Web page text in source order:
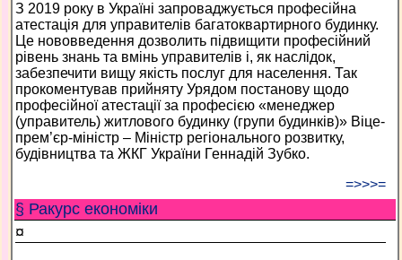
З 2019 року в Україні запроваджується професійна
атестація для управителів багатоквартирного будинку.
Це нововведення дозволить підвищити професійний
рівень знань та вмінь управителів і, як наслідок,
забезпечити вищу якість послуг для населення. Так
прокоментував прийняту Урядом постанову щодо
професійної атестації за професією «менеджер
(управитель) житлового будинку (групи будинків)» Віце-
прем’єр-міністр – Міністр регіонального розвитку,
будівництва та ЖКГ України Геннадій Зубко.
=>>>=
§ Ракурс економiки
¤